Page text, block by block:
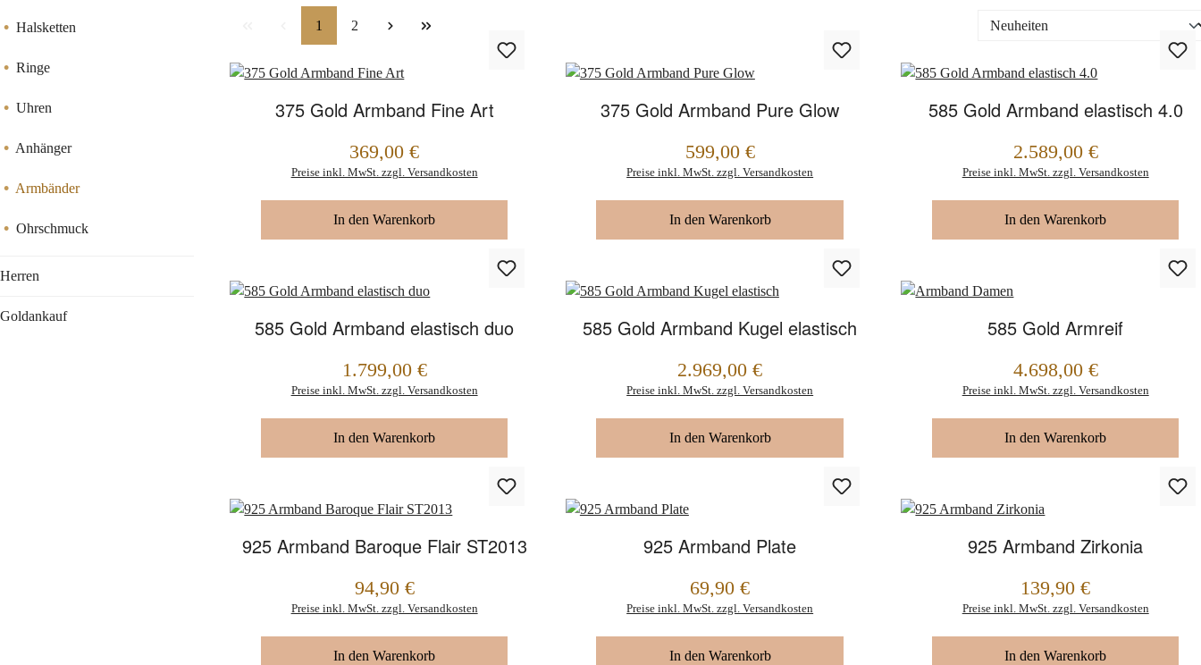
Halsketten
Ringe
Uhren
Anhänger
Armbänder
Ohrschmuck
Herren
Goldankauf
Seite
1 Seite
2
375 Gold Armband Fine Art
369,00 €
Preise inkl. MwSt. zzgl. Versandkosten
In den Warenkorb
375 Gold Armband Pure Glow
599,00 €
Preise inkl. MwSt. zzgl. Versandkosten
In den Warenkorb
585 Gold Armband elastisch 4.0
2.589,00 €
Preise inkl. MwSt. zzgl. Versandkosten
In den Warenkorb
585 Gold Armband elastisch duo
1.799,00 €
Preise inkl. MwSt. zzgl. Versandkosten
In den Warenkorb
585 Gold Armband Kugel elastisch
2.969,00 €
Preise inkl. MwSt. zzgl. Versandkosten
In den Warenkorb
585 Gold Armreif
4.698,00 €
Preise inkl. MwSt. zzgl. Versandkosten
In den Warenkorb
925 Armband Baroque Flair ST2013
94,90 €
Preise inkl. MwSt. zzgl. Versandkosten
In den Warenkorb
925 Armband Plate
69,90 €
Preise inkl. MwSt. zzgl. Versandkosten
In den Warenkorb
925 Armband Zirkonia
139,90 €
Preise inkl. MwSt. zzgl. Versandkosten
In den Warenkorb